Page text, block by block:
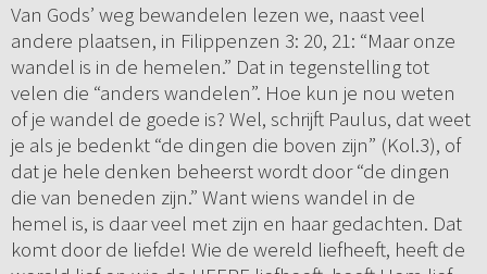
Van Gods’ weg bewandelen lezen we, naast veel
andere plaatsen, in Filippenzen 3: 20, 21: “Maar onze
wandel is in de hemelen.” Dat in tegenstelling tot
velen die “anders wandelen”. Hoe kun je nou weten
of je wandel de goede is? Wel, schrijft Paulus, dat weet
je als je bedenkt “de dingen die boven zijn” (Kol.3), of
dat je hele denken beheerst wordt door “de dingen
die van beneden zijn.” Want wiens wandel in de
hemel is, is daar veel met zijn en haar gedachten. Dat
komt door de liefde! Wie de wereld liefheeft, heeft de